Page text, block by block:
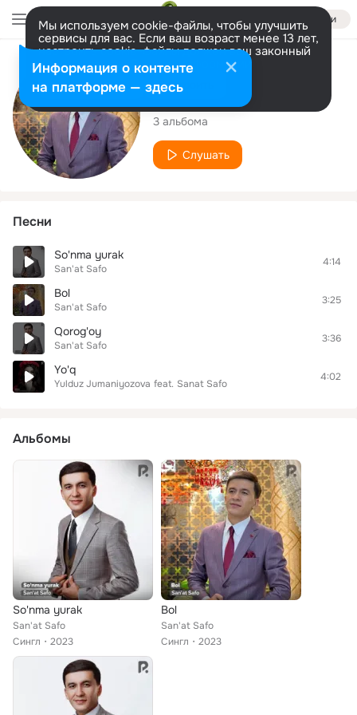
Войти
Мы используем cookie-файлы, чтобы улучшить
сервисы для вас. Если ваш возраст менее 13 лет,
настроить cookie-файлы должен ваш законный
представитель. Больше информации
Разрешить все Настроить
Исполнитель
Sanat Safo
3 альбома
Слушать
Песни
So'nma yurak
San'at Safo
4:14
Bol
San'at Safo
3:25
Qorog'oy
San'at Safo
3:36
Yo'q
Yulduz Jumaniyozova feat. Sanat Safo
4:02
Альбомы
So'nma yurak
San'at Safo
Сингл
2023
Bol
San'at Safo
Сингл
2023
Информация о контенте
на платформе — здесь